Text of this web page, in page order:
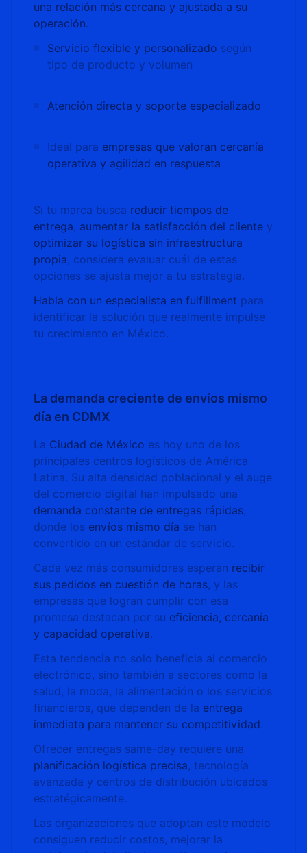
una relación más cercana y ajustada a su
operación.
Servicio flexible y personalizado según
tipo de producto y volumen
Atención directa y soporte especializado
Ideal para empresas que valoran cercanía
operativa y agilidad en respuesta
Si tu marca busca reducir tiempos de
entrega, aumentar la satisfacción del cliente y
optimizar su logística sin infraestructura
propia, considera evaluar cuál de estas
opciones se ajusta mejor a tu estrategia.
Habla con un especialista en fulfillment para
identificar la solución que realmente impulse
tu crecimiento en México.
La demanda creciente de envíos mismo
día en CDMX
La Ciudad de México es hoy uno de los
principales centros logísticos de América
Latina. Su alta densidad poblacional y el auge
del comercio digital han impulsado una
demanda constante de entregas rápidas,
donde los envíos mismo día se han
convertido en un estándar de servicio.
Cada vez más consumidores esperan recibir
sus pedidos en cuestión de horas, y las
empresas que logran cumplir con esa
promesa destacan por su eficiencia, cercanía
y capacidad operativa.
Esta tendencia no solo beneficia al comercio
electrónico, sino también a sectores como la
salud, la moda, la alimentación o los servicios
financieros, que dependen de la entrega
inmediata para mantener su competitividad.
Ofrecer entregas same-day requiere una
planificación logística precisa, tecnología
avanzada y centros de distribución ubicados
estratégicamente.
Las organizaciones que adoptan este modelo
consiguen reducir costos, mejorar la